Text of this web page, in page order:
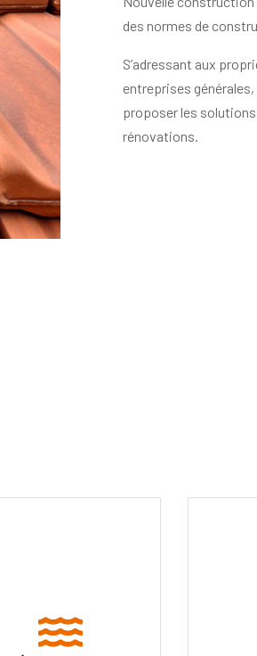
des normes de
S’adressant aux
entreprises
proposer les
rénovations.